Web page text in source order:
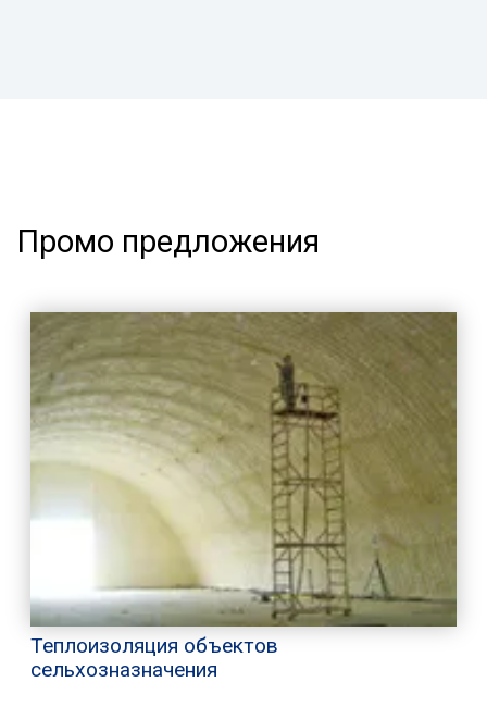
Промо предложения
Теплоизоляция объектов
сельхозназначения